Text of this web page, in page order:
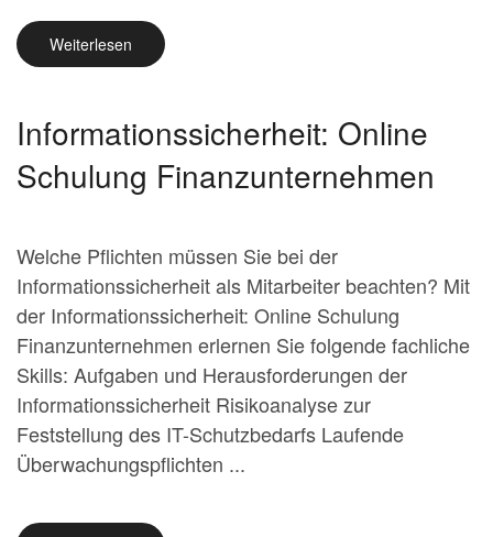
Weiterlesen
Informationssicherheit: Online
Schulung Finanzunternehmen
Welche Pflichten müssen Sie bei der
Informationssicherheit als Mitarbeiter beachten? Mit
der Informationssicherheit: Online Schulung
Finanzunternehmen erlernen Sie folgende fachliche
Skills: Aufgaben und Herausforderungen der
Informationssicherheit Risikoanalyse zur
Feststellung des IT-Schutzbedarfs Laufende
Überwachungspflichten ...